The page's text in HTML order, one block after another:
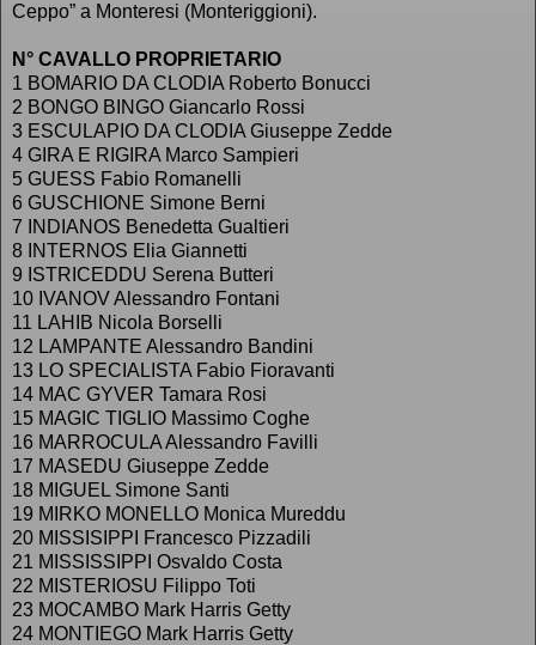
Ceppo” a Monteresi (Monteriggioni).
N° CAVALLO PROPRIETARIO
1 BOMARIO DA CLODIA Roberto Bonucci
2 BONGO BINGO Giancarlo Rossi
3 ESCULAPIO DA CLODIA Giuseppe Zedde
4 GIRA E RIGIRA Marco Sampieri
5 GUESS Fabio Romanelli
6 GUSCHIONE Simone Berni
7 INDIANOS Benedetta Gualtieri
8 INTERNOS Elia Giannetti
9 ISTRICEDDU Serena Butteri
10 IVANOV Alessandro Fontani
11 LAHIB Nicola Borselli
12 LAMPANTE Alessandro Bandini
13 LO SPECIALISTA Fabio Fioravanti
14 MAC GYVER Tamara Rosi
15 MAGIC TIGLIO Massimo Coghe
16 MARROCULA Alessandro Favilli
17 MASEDU Giuseppe Zedde
18 MIGUEL Simone Santi
19 MIRKO MONELLO Monica Mureddu
20 MISSISIPPI Francesco Pizzadili
21 MISSISSIPPI Osvaldo Costa
22 MISTERIOSU Filippo Toti
23 MOCAMBO Mark Harris Getty
24 MONTIEGO Mark Harris Getty